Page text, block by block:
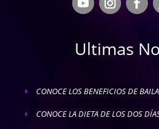
Ultimas
E CONOCE LOS BENEFICIOS DE
E CONOCE LA DIETA DE LOS DOS